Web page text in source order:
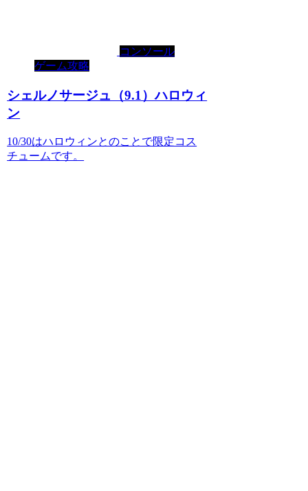
コンソール
ゲーム攻略
シェルノサージュ（9.1）ハロウィ
ン
10/30はハロウィンとのことで限定コス
チュームです。